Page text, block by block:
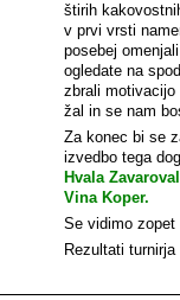
štirih
v prvi vrsti
posebej
ogledate na
zbrali motivacijo
žal in se nam
Za konec bi se
izvedbo tega
Hvala
Vina Koper.
Se vidimo zopet
Rezultati